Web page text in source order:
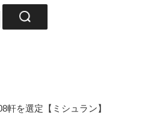
軒を選定【ミシュラン】